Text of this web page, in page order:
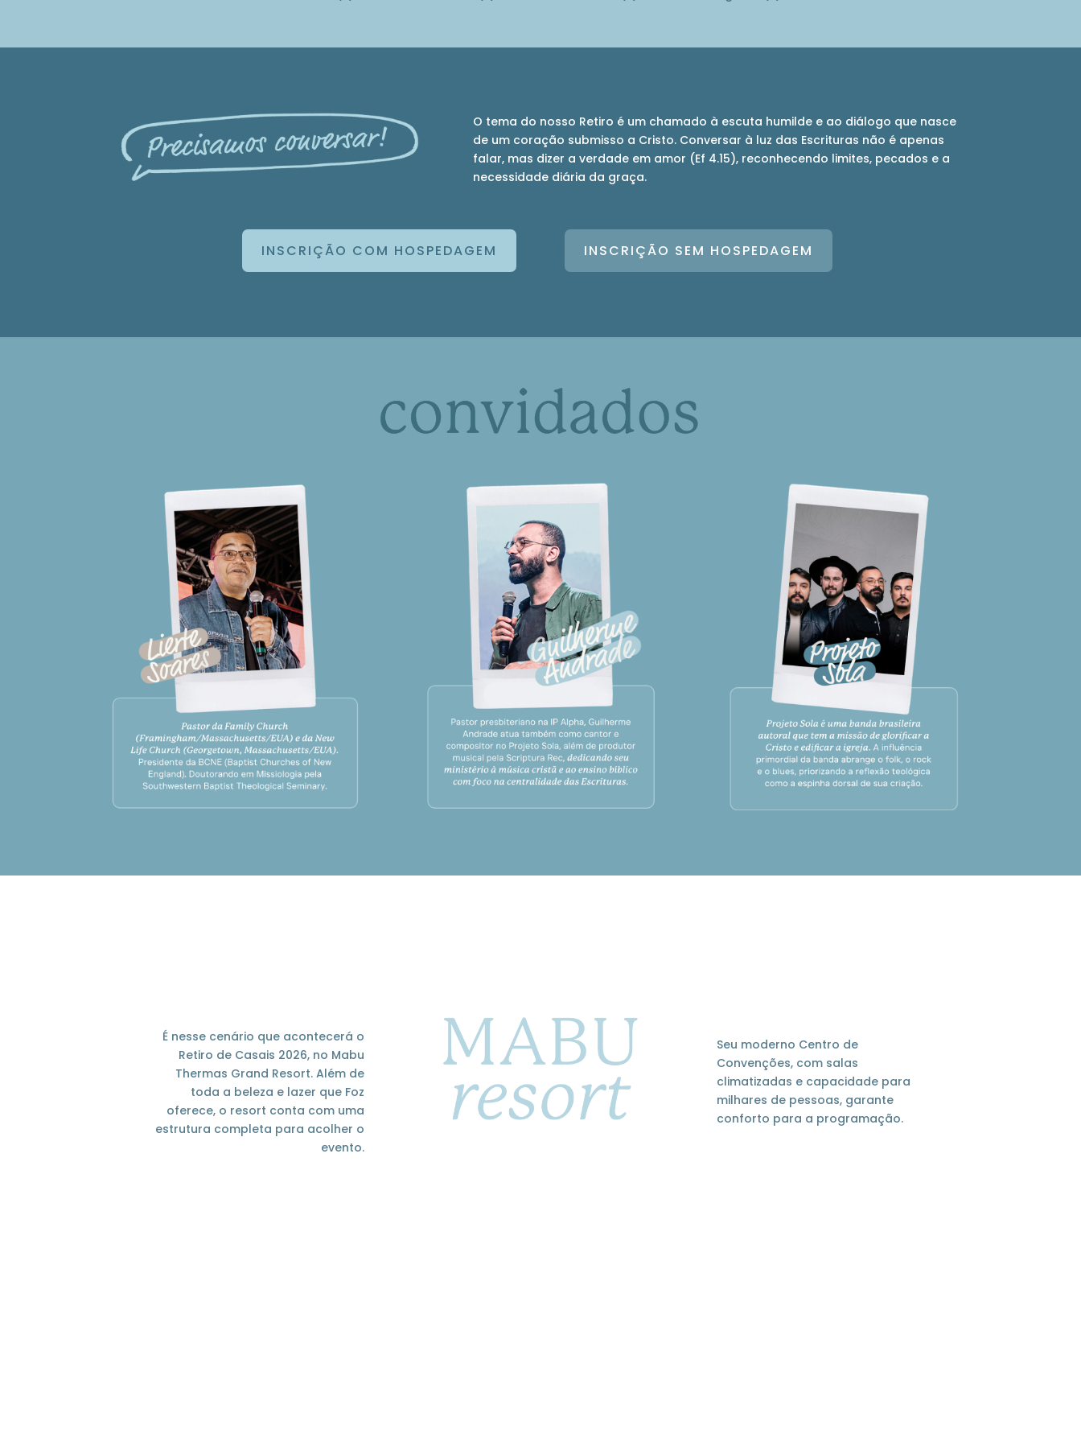
O tema do nosso Retiro é um chamado à escuta humilde e ao diálogo que nasce
de um coração submisso a Cristo. Conversar à luz das Escrituras não é apenas
falar, mas dizer a verdade em amor (Ef 4.15), reconhecendo limites, pecados e a
necessidade diária da graça.
INSCRIÇÃO COM HOSPEDAGEM INSCRIÇÃO SEM HOSPEDAGEM
É nesse cenário que acontecerá o
Retiro de Casais 2026, no Mabu
Thermas Grand Resort. Além de
toda a beleza e lazer que Foz
oferece, o resort conta com uma
estrutura completa para acolher o
evento.
Seu moderno Centro de
Convenções, com salas
climatizadas e capacidade para
milhares de pessoas, garante
conforto para a programação.